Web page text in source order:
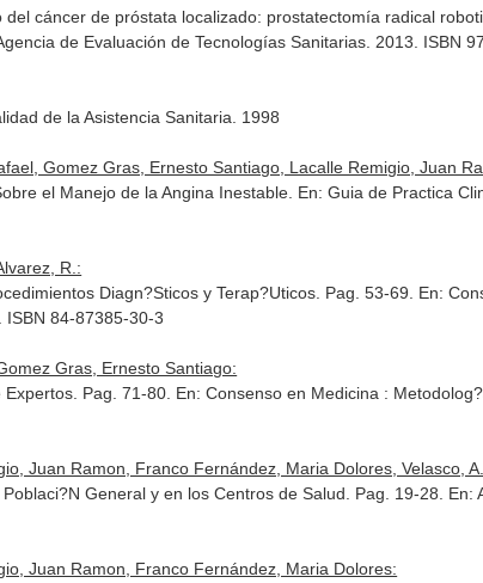
del cáncer de próstata localizado: prostatectomía radical
de Evaluación de Tecnologías Sanitarias. 2013. ISBN
de la Asistencia Sanitaria . 1998
Gomez Gras, Ernesto Santiago, Lacalle Remigio, Juan
el Manejo de la Angina Inestable. En: Guia de Practica
R.:
Diagn?Sticos y Terap?Uticos. Pag. 53-69. En:
ISBN 84-87385-30-3
Gras, Ernesto Santiago:
Pag. 71-80. En: Consenso en Medicina :
Juan Ramon, Franco Fernández, Maria Dolores, Velasco,
General y en los Centros de Salud. Pag. 19-28. En:
Juan Ramon, Franco Fernández, Maria Dolores: